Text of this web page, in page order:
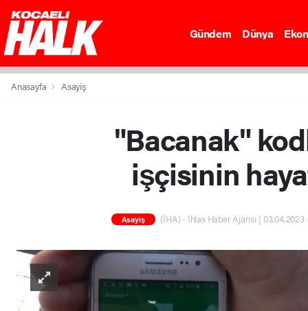
Gündem Dünya
Anasayfa Asayiş
"Bacanak"
işçisinin
Asayiş (İHA) - İhlas Haber Ajansı | 03.04.2023